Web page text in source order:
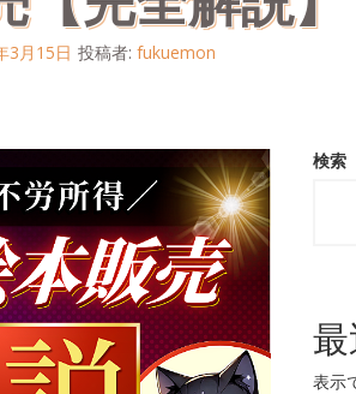
3月15日 投稿者: fukuemon
検索
表示